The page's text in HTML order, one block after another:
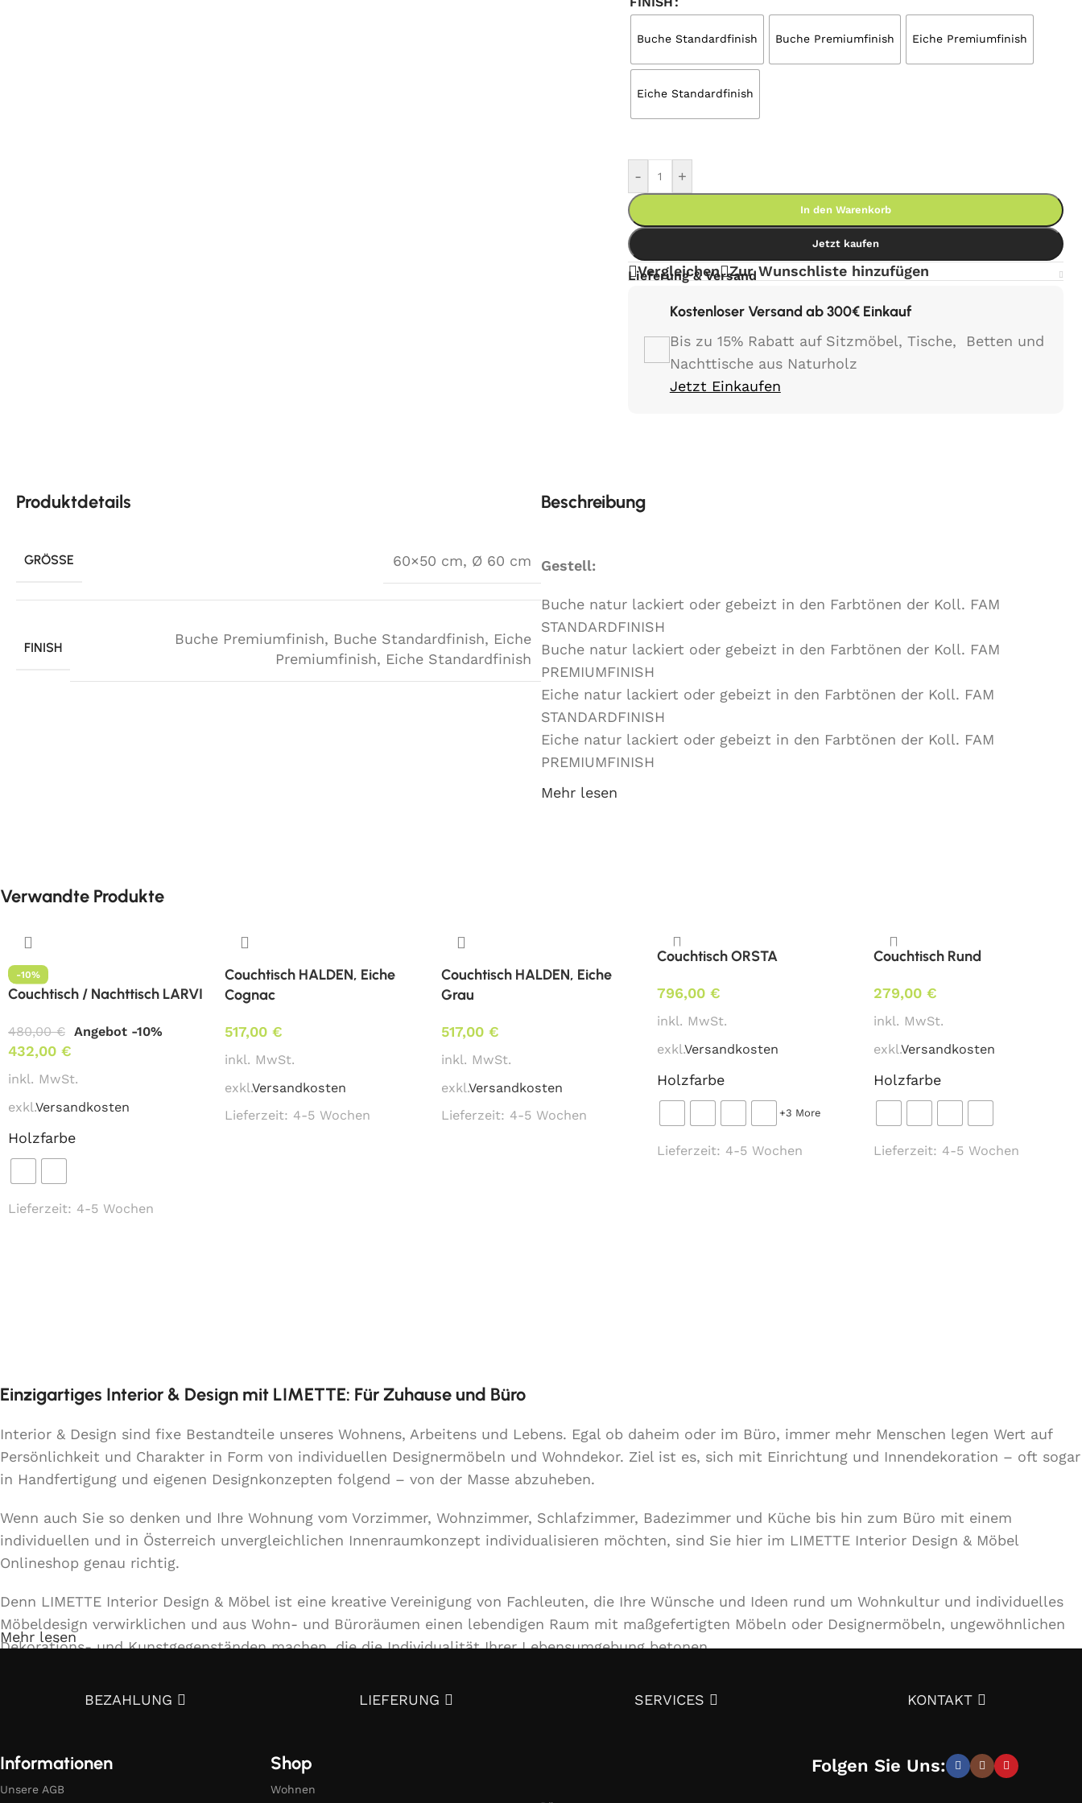
Buche Standardfinish Buche Premiumfinish Eiche Premiumfinish
Eiche Standardfinish
- +
In den Warenkorb
Jetzt kaufen
Vergleichen Zur Wunschliste hinzufügen
Lieferung & Versand
Kostenloser Versand ab 300€ Einkauf
Bis zu 15% Rabatt auf Sitzmöbel, Tische, Betten und
Nachttische aus Naturholz
Jetzt Einkaufen
Produktdetails
GRÖSSE 60×50 cm, Ø 60 cm
FINISH
Buche Premiumfinish, Buche Standardfinish, Eiche
Premiumfinish, Eiche Standardfinish
Beschreibung
Gestell:
Buche natur lackiert oder gebeizt in den Farbtönen der Koll. FAM
STANDARDFINISH
Buche natur lackiert oder gebeizt in den Farbtönen der Koll. FAM
PREMIUMFINISH
Eiche natur lackiert oder gebeizt in den Farbtönen der Koll. FAM
STANDARDFINISH
Eiche natur lackiert oder gebeizt in den Farbtönen der Koll. FAM
PREMIUMFINISH
Mindestbestellmenge:
ab 1 Stk.
Mehr lesen
Verwandte Produkte
-10%
Couchtisch / Nachttisch LARVI
480,00€ Angebot -10%
432,00 €
inkl. MwSt.
exkl.Versandkosten
Holzfarbe
Lieferzeit: 4-5 Wochen
Couchtisch HALDEN, Eiche
Cognac
517,00 €
inkl. MwSt.
exkl.Versandkosten
Lieferzeit: 4-5 Wochen
Couchtisch HALDEN, Eiche
Grau
517,00 €
inkl. MwSt.
exkl.Versandkosten
Lieferzeit: 4-5 Wochen
Couchtisch ORSTA
796,00€
inkl. MwSt.
exkl.Versandkosten
Holzfarbe
+3 More
Lieferzeit: 4-5 Wochen
Couchtisch Rund
279,00€
inkl. MwSt.
exkl.Versandkosten
Holzfarbe
Lieferzeit: 4-5 Wochen
Einzigartiges Interior & Design mit LIMETTE: Für Zuhause und Büro
Interior & Design sind fixe Bestandteile unseres Wohnens, Arbeitens und Lebens. Egal ob daheim oder im Büro, immer mehr Menschen legen Wert auf
Persönlichkeit und Charakter in Form von individuellen Designermöbeln und Wohndekor. Ziel ist es, sich mit Einrichtung und Innendekoration – oft sogar
in Handfertigung und eigenen Designkonzepten folgend – von der Masse abzuheben.
Wenn auch Sie so denken und Ihre Wohnung vom Vorzimmer, Wohnzimmer, Schlafzimmer, Badezimmer und Küche bis hin zum Büro mit einem
individuellen und in Österreich unvergleichlichen Innenraumkonzept individualisieren möchten, sind Sie hier im LIMETTE Interior Design & Möbel
Onlineshop genau richtig.
Denn LIMETTE Interior Design & Möbel ist eine kreative Vereinigung von Fachleuten, die Ihre Wünsche und Ideen rund um Wohnkultur und individuelles
Möbeldesign verwirklichen und aus Wohn- und Büroräumen einen lebendigen Raum mit maßgefertigten Möbeln oder Designermöbeln, ungewöhnlichen
Dekorations- und Kunstgegenständen machen, die die Individualität Ihrer Lebensumgebung betonen.
Dekorationsmaterialien und Beleuchtungen bis hin zu Textilien und Dekor. Mit ausgezeichneter Qualität – und trotzdem günstig.Überzeugen Sie sich
5 Gründe, warum es sich lohnt uns zu kontaktieren?
Mehr lesen
BEZAHLUNG LIEFERUNG SERVICES KONTAKT
Informationen
Unsere AGB
Shop
Wohnen
Folgen Sie Uns: